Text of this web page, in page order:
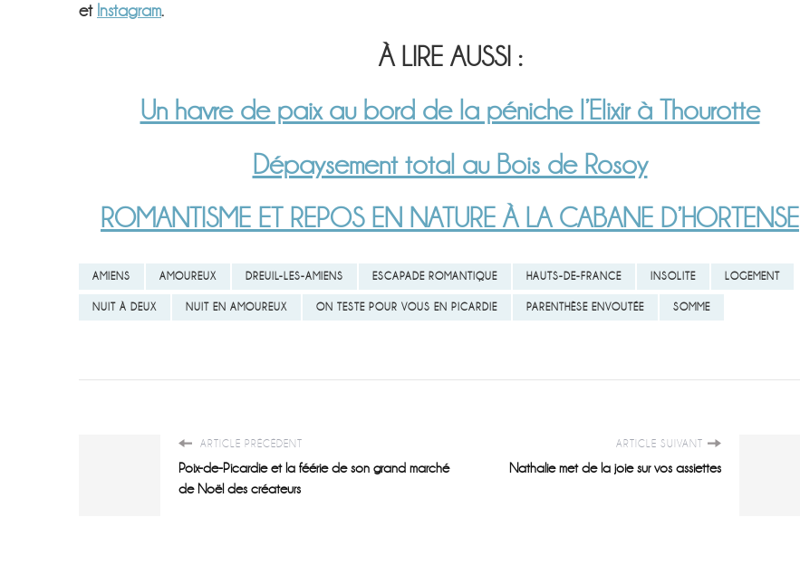
et Instagram.
À LIRE AUSSI :
Un havre de paix au bord de la péniche l’Elixir à Thourotte
Dépaysement total au Bois de Rosoy
ROMANTISME ET REPOS EN NATURE À LA CABANE D’HORTENSE
AMIENS AMOUREUX DREUIL-LES-AMIENS ESCAPADE ROMANTIQUE HAUTS-DE-FRANCE INSOLITE LOGEMENT
NUIT À DEUX NUIT EN AMOUREUX ON TESTE POUR VOUS EN PICARDIE PARENTHÈSE ENVOUTÉE SOMME
ARTICLE PRÉCÉDENT
Poix-de-Picardie et la féérie de son grand marché
de Noël des créateurs
ARTICLE SUIVANT
Nathalie met de la joie sur vos assiettes